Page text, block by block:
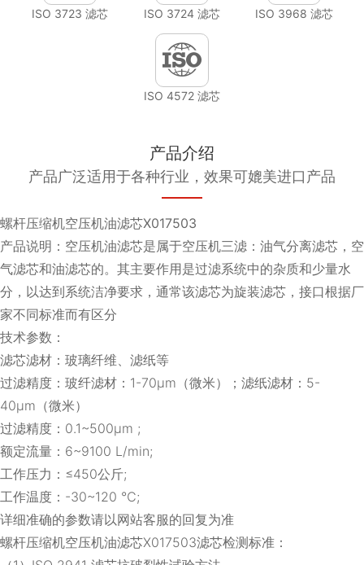
ISO 3723 滤芯 ISO 3724 滤芯 ISO 3968 滤芯
ISO 4572 滤芯
产品介绍
产品广泛适用于各种行业，效果可媲美进口产品
螺杆压缩机空压机油滤芯X017503
产品说明：空压机油滤芯是属于空压机三滤：油气分离滤芯，空
气滤芯和油滤芯的。其主要作用是过滤系统中的杂质和少量水
分，以达到系统洁净要求，通常该滤芯为旋装滤芯，接口根据厂
家不同标准而有区分
技术参数：
滤芯滤材：玻璃纤维、滤纸等
过滤精度：玻纤滤材：1-70μm（微米）；滤纸滤材：5-
40μm（微米）
过滤精度：0.1~500μm ;
额定流量：6~9100 L/min;
工作压力：≤450公斤;
工作温度：-30~120 ℃;
详细准确的参数请以网站客服的回复为准
螺杆压缩机空压机油滤芯X017503滤芯检测标准：